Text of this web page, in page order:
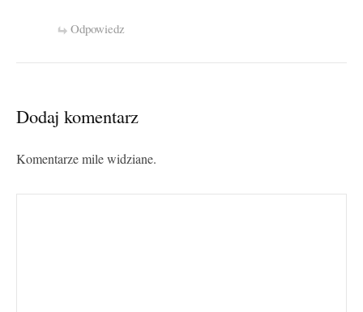
Odpowiedz
Dodaj komentarz
Komentarze mile widziane.